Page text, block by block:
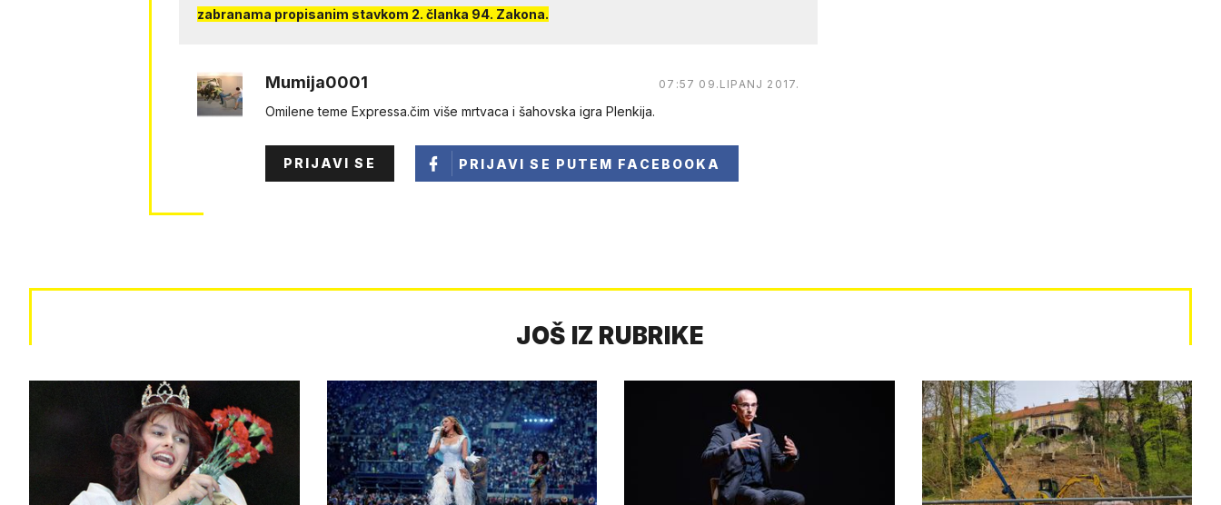
zabranama propisanim stavkom 2. članka 94. Zakona.
Mumija0001 07:57 09.LIPANJ 2017.
Omilene teme Expressa.čim više mrtvaca i šahovska igra Plenkija.
PRIJAVI SE PRIJAVI SE PUTEM FACEBOOKA
JOŠ IZ RUBRIKE